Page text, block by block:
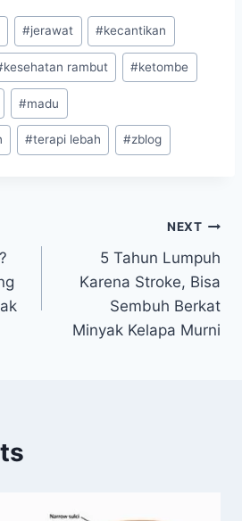
#jerawat #kecantikan
kesehatan rambut #ketombe
#madu
#terapi lebah #zblog
NEXT
5 Tahun Lumpuh
Karena Stroke, Bisa
Sembuh Berkat
Minyak Kelapa Murni